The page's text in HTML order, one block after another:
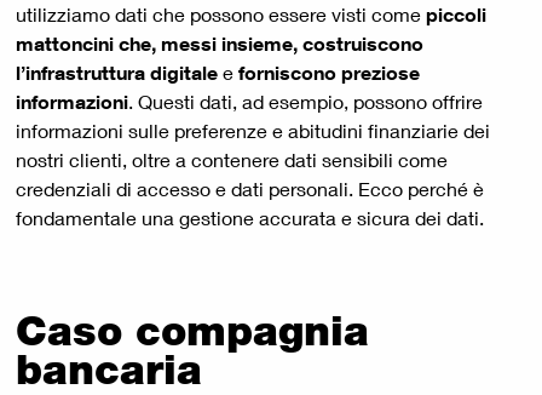
utilizziamo dati che possono essere visti come piccoli
mattoncini che, messi insieme, costruiscono
l’infrastruttura digitale e forniscono preziose
informazioni . Questi dati, ad esempio, possono offrire
informazioni sulle preferenze e abitudini finanziarie dei
nostri clienti, oltre a contenere dati sensibili come
credenziali di accesso e dati personali. Ecco perché è
fondamentale una gestione accurata e sicura dei dati.
Caso compagnia
bancaria